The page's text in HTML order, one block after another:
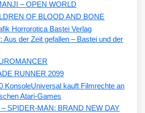
– OPEN WORLD
OF BLOOD AND BONE
Aus der Zeit gefallen – Bastei und der
RUNNER 2099
Universal kauft Filmrechte an
Atari-Games
– SPIDER-MAN: BRAND NEW DAY